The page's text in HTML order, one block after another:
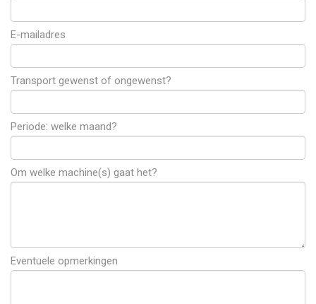
E-mailadres
Transport gewenst of ongewenst?
Periode: welke maand?
Om welke machine(s) gaat het?
Eventuele opmerkingen